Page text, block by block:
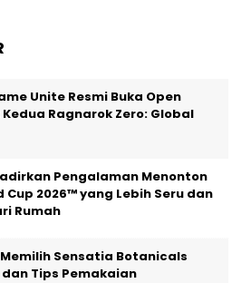
Unite Resmi Buka Open
Ragnarok Zero: Global
Pengalaman Menonton
Cup 2026™ yang Lebih Seru dan
Rumah
Memilih Sensatia Botanicals
Tips Pemakaian